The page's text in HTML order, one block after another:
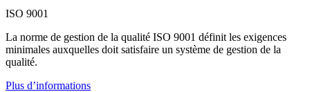
ISO 9001
La norme de gestion de la qualité ISO 9001 définit les exigences
minimales auxquelles doit satisfaire un système de gestion de la
qualité.
Plus d’informations